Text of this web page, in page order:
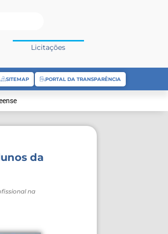
Licitações
SITEMAP PORTAL DA TRANSPARÊNCIA
da
na